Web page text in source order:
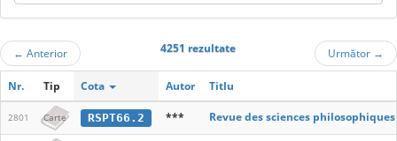
← Anterior 4251 rezultate Următor →
Nr. Tip Cota Autor Titlu
2801 Carte RSPT66.2 *** Revue des sciences